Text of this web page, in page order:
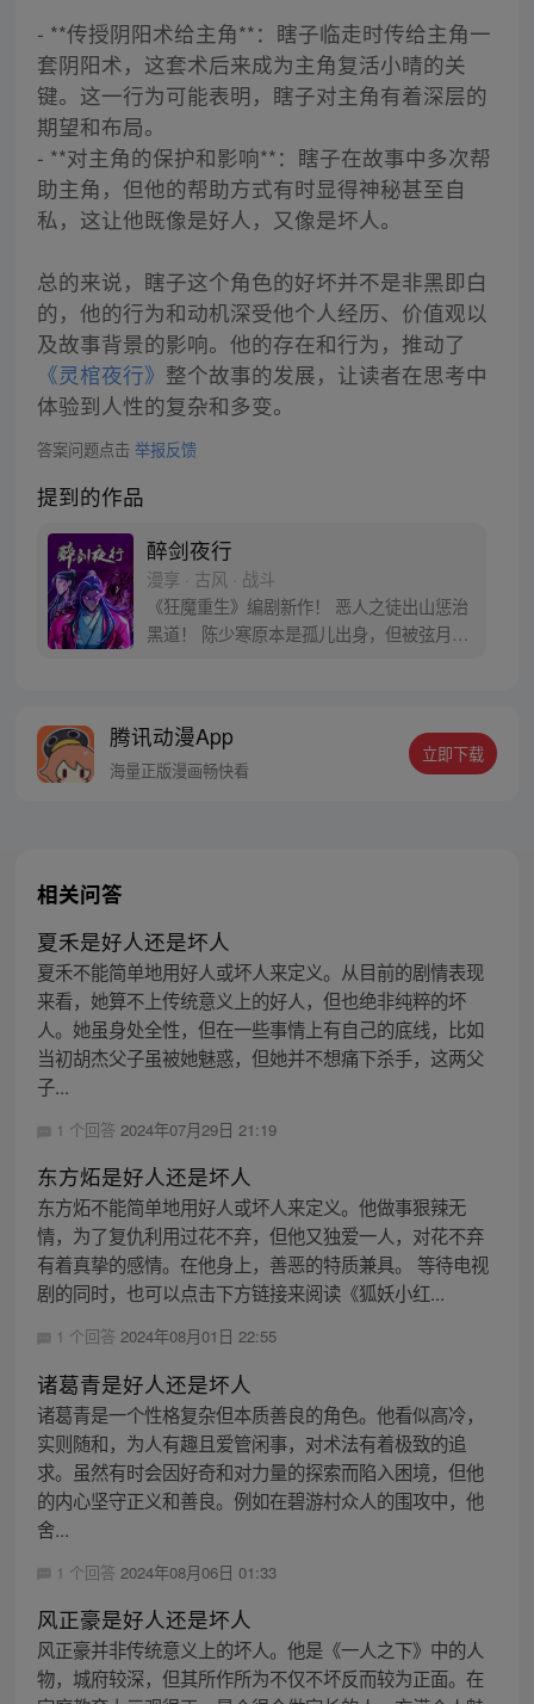
- **传授阴阳术给主角**：瞎子临走时传给主角一
套阴阳术，这套术后来成为主角复活小晴的关
键。这一行为可能表明，瞎子对主角有着深层的
期望和布局。
- **对主角的保护和影响**：瞎子在故事中多次帮
助主角，但他的帮助方式有时显得神秘甚至自
私，这让他既像是好人，又像是坏人。
总的来说，瞎子这个角色的好坏并不是非黑即白
的，他的行为和动机深受他个人经历、价值观以
及故事背景的影响。他的存在和行为，推动了
《灵棺夜行》 整个故事的发展，让读者在思考中
体验到人性的复杂和多变。
答案问题点击 举报反馈
提到的作品
醉剑夜行
漫享 · 古风 · 战斗
《狂魔重生》编剧新作！ 恶人之徒出山惩治
黑道！ 陈少寒原本是孤儿出身，但被弦月剑
少寒回到故乡，试图寻找弦月剑舞班的痕
迹，但剑舞班早已消失在了黑道手中!
腾讯动漫App
海量正版漫画畅快看
立即下载
相关问答
夏禾是好人还是坏人
夏禾不能简单地用好人或坏人来定义。从目前的剧情表现
来看，她算不上传统意义上的好人，但也绝非纯粹的坏
人。她虽身处全性，但在一些事情上有自己的底线，比如
当初胡杰父子虽被她魅惑，但她并不想痛下杀手，这两父
子...
1 个回答 2024年07月29日 21:19
东方炻是好人还是坏人
东方炻不能简单地用好人或坏人来定义。他做事狠辣无
情，为了复仇利用过花不弃，但他又独爱一人，对花不弃
有着真挚的感情。在他身上，善恶的特质兼具。 等待电视
剧的同时，也可以点击下方链接来阅读《狐妖小红...
1 个回答 2024年08月01日 22:55
诸葛青是好人还是坏人
诸葛青是一个性格复杂但本质善良的角色。他看似高冷，
实则随和，为人有趣且爱管闲事，对术法有着极致的追
求。虽然有时会因好奇和对力量的探索而陷入困境，但他
的内心坚守正义和善良。例如在碧游村众人的围攻中，他
舍...
1 个回答 2024年08月06日 01:33
风正豪是好人还是坏人
风正豪并非传统意义上的坏人。他是《一人之下》中的人
物，城府较深，但其所作所为不仅不坏反而较为正面。在